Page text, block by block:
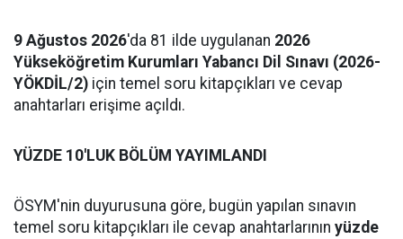
9 Ağustos 2026'da 81 ilde uygulanan 2026
Yükseköğretim Kurumları Yabancı Dil Sınavı (2026-
YÖKDİL/2) için temel soru kitapçıkları ve cevap
anahtarları erişime açıldı.
YÜZDE 10'LUK BÖLÜM YAYIMLANDI
ÖSYM'nin duyurusuna göre, bugün yapılan sınavın
temel soru kitapçıkları ile cevap anahtarlarının yüzde